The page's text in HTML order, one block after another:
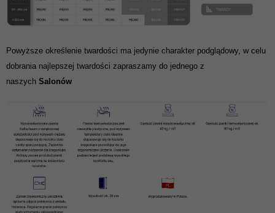
Powyższe określenie twardości ma jedynie charakter podglądowy, w celu
dobrania najlepszej twardości zapraszamy do jednego z
naszych Salonów